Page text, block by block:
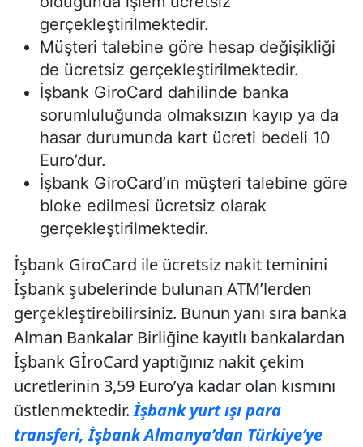
gerçekleştirilmektedir.
Müşteri talebine göre hesap değişikliği
de ücretsiz gerçekleştirilmektedir.
İşbank GiroCard dahilinde banka
sorumluluğunda olmaksızın kayıp ya da
hasar durumunda kart ücreti bedeli 10
Euro’dur.
İşbank GiroCard’ın müşteri talebine göre
bloke edilmesi ücretsiz olarak
gerçekleştirilmektedir.
İşbank GiroCard ile ücretsiz nakit teminini
İşbank şubelerinde bulunan ATM’lerden
gerçekleştirebilirsiniz. Bunun yanı sıra banka
Alman Bankalar Birliğine kayıtlı bankalardan
İşbank GİroCard yaptığınız nakit çekim
ücretlerinin 3,59 Euro’ya kadar olan kısmını
üstlenmektedir.İşbank yurt ışı para
transferi, İşbank Almanya’dan Türkiye’ye